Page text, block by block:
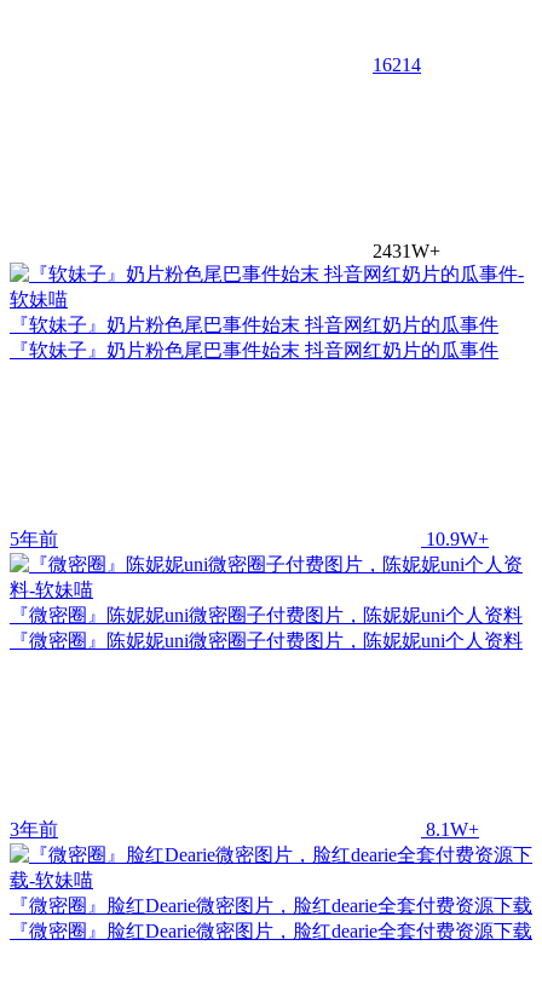
16214
2431W+
『软妹子』奶片粉色尾巴事件始末 抖音网红奶片的瓜事件
『软妹子』奶片粉色尾巴事件始末 抖音网红奶片的瓜事件
5年前 10.9W+
『微密圈』陈妮妮uni微密圈子付费图片，陈妮妮uni个人资料
『微密圈』陈妮妮uni微密圈子付费图片，陈妮妮uni个人资料
3年前 8.1W+
『微密圈』脸红Dearie微密图片，脸红dearie全套付费资源下载
『微密圈』脸红Dearie微密图片，脸红dearie全套付费资源下载